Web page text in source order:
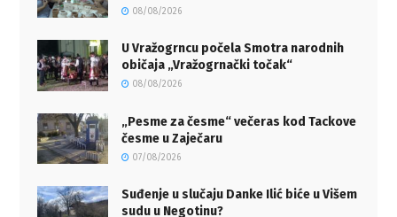
08/08/2026
U Vražogrncu počela Smotra narodnih
običaja „Vražogrnački točak“
08/08/2026
„Pesme za česme“ večeras kod Tackove
česme u Zaječaru
07/08/2026
Suđenje u slučaju Danke Ilić biće u Višem
sudu u Negotinu?